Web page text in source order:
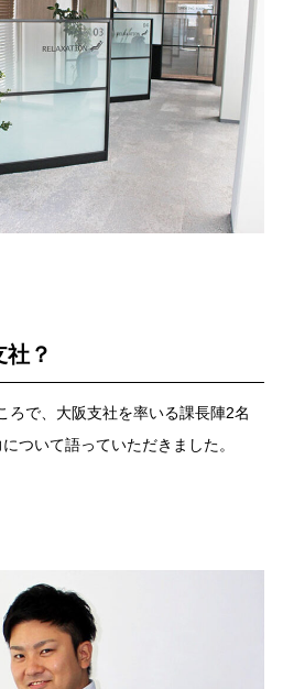
？
ろで、大阪支社を率いる課長陣2名
ついて語っていただきました。